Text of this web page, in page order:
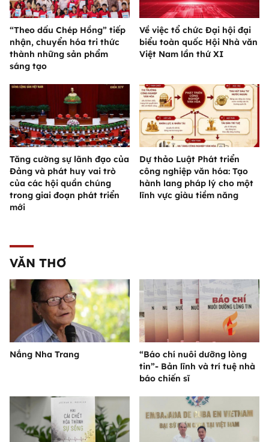
“Theo dấu Chép Hồng” tiếp
nhận, chuyển hóa tri thức
thành những sản phẩm
sáng tạo
Về việc tổ chức Đại hội đại
biểu toàn quốc Hội Nhà văn
Việt Nam lần thứ XI
Tăng cường sự lãnh đạo của
Đảng và phát huy vai trò
của các hội quần chúng
trong giai đoạn phát triển
mới
Dự thảo Luật Phát triển
công nghiệp văn hóa: Tạo
hành lang pháp lý cho một
lĩnh vực giàu tiềm năng
VĂN THƠ
Nắng Nha Trang
“Báo chí nuôi dưỡng lòng
tin”- Bản lĩnh và trí tuệ nhà
báo chiến sĩ